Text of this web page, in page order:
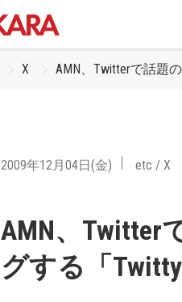
X AMN、Twitterで話題
2009年12月04日(金) etc / X
AMN、Twitter
グする「